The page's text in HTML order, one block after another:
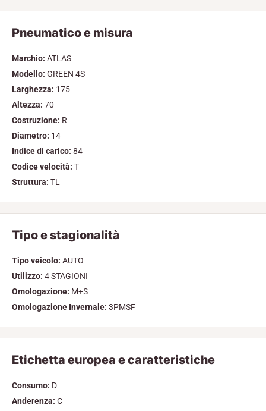
Pneumatico e misura
Marchio: ATLAS
Modello: GREEN 4S
Larghezza: 175
Altezza: 70
Costruzione: R
Diametro: 14
Indice di carico: 84
Codice velocità: T
Struttura: TL
Tipo e stagionalità
Tipo veicolo: AUTO
Utilizzo: 4 STAGIONI
Omologazione: M+S
Omologazione Invernale: 3PMSF
Etichetta europea e caratteristiche
Consumo: D
Anderenza: C